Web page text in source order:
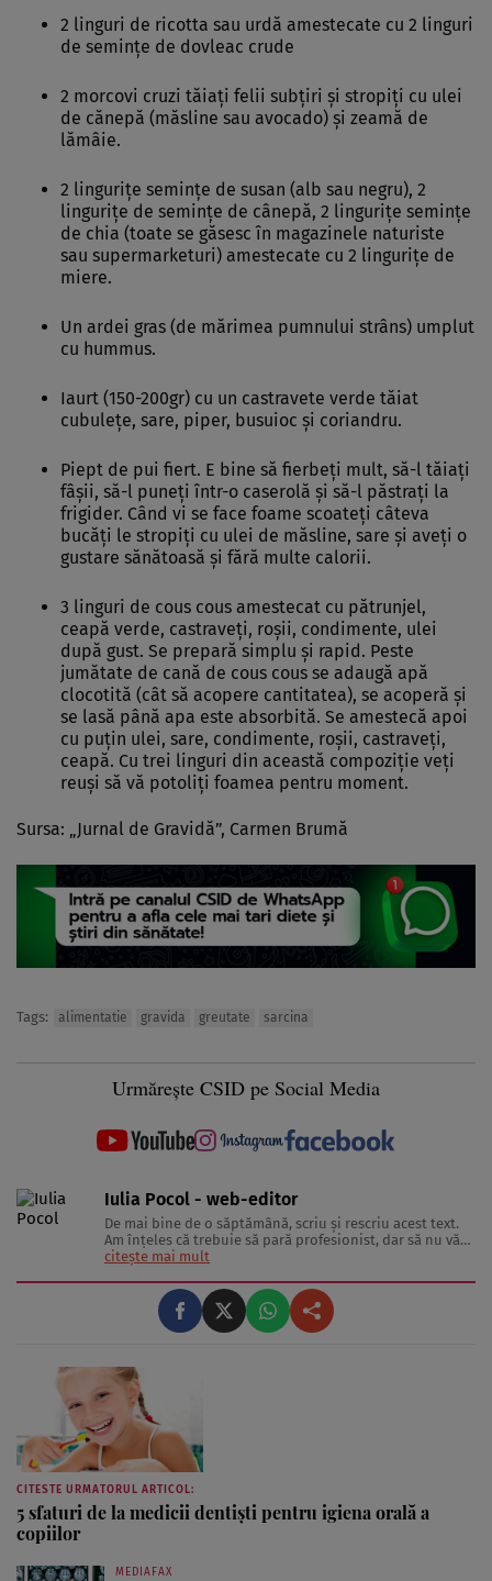
2 linguri de ricotta sau urdă amestecate cu 2 linguri
de seminţe de dovleac crude
2 morcovi cruzi tăiaţi felii subţiri şi stropiţi cu ulei
de cănepă (măsline sau avocado) şi zeamă de
lămâie.
2 linguriţe seminţe de susan (alb sau negru), 2
linguriţe de seminţe de cânepă, 2 linguriţe seminţe
de chia (toate se găsesc în magazinele naturiste
sau supermarketuri) amestecate cu 2 linguriţe de
miere.
Un ardei gras (de mărimea pumnului strâns) umplut
cu hummus.
Iaurt (150-200gr) cu un castravete verde tăiat
cubuleţe, sare, piper, busuioc şi coriandru.
Piept de pui fiert. E bine să fierbeţi mult, să-l tăiaţi
fâşii, să-l puneţi într-o caserolă şi să-l păstraţi la
frigider. Când vi se face foame scoateţi câteva
bucăţi le stropiţi cu ulei de măsline, sare şi aveţi o
gustare sănătoasă şi fără multe calorii.
3 linguri de cous cous amestecat cu pătrunjel,
ceapă verde, castraveţi, roşii, condimente, ulei
după gust. Se prepară simplu şi rapid. Peste
jumătate de cană de cous cous se adaugă apă
clocotită (cât să acopere cantitatea), se acoperă şi
se lasă până apa este absorbită. Se amestecă apoi
cu puţin ulei, sare, condimente, roşii, castraveţi,
ceapă. Cu trei linguri din această compoziţie veţi
reuşi să vă potoliţi foamea pentru moment.
Sursa: „Jurnal de Gravidă”, Carmen Brumă
Tags: alimentatie gravida greutate sarcina
Urmărește CSID pe Social Media
Iulia Pocol - web-editor
De mai bine de o săptămână, scriu şi rescriu acest text.
Am înţeles că trebuie să pară profesionist, dar să nu vă
sperie. Sincer, la 20 de ani, nu aş putea spune că
interesul meu principal. Totuşi, nu pot să nu recunosc
interesul ...
citește mai mult
CITESTE URMATORUL ARTICOL:
5 sfaturi de la medicii dentişti pentru igiena orală a
copiilor
MEDIAFAX